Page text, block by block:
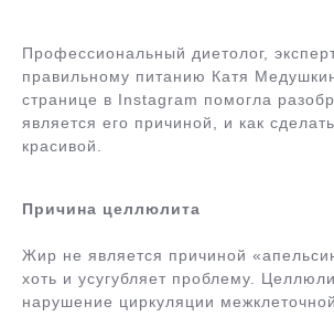
Профессиональный диетолог,
правильному питанию Катя
странице в Instagram помогла
является его причиной, и как
красивой.
Причина целлюлита
Жир не является причиной
хоть и усугубляет проблему.
нарушение циркуляции